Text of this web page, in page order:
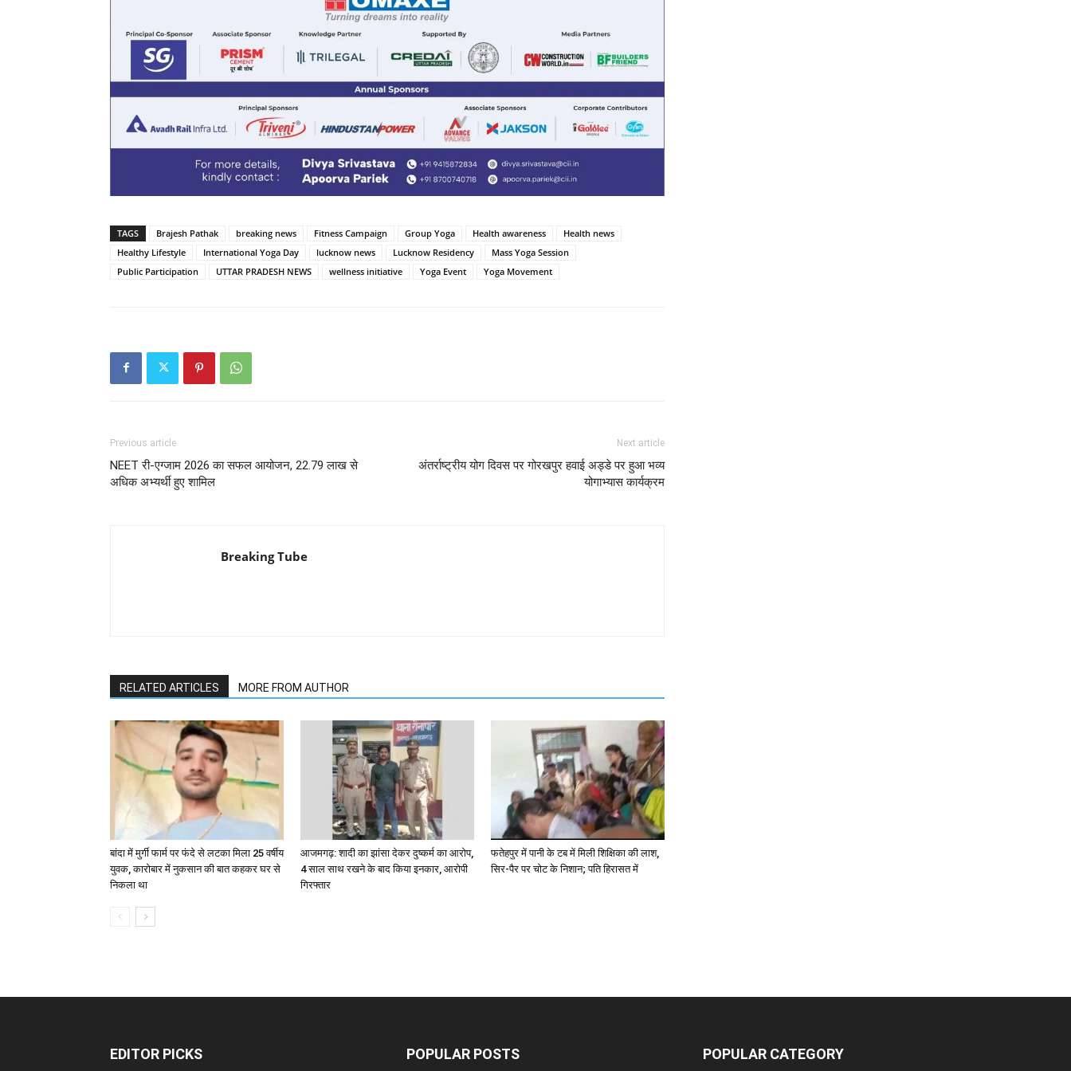
TAGS Brajesh Pathak breaking news Fitness Campaign Group Yoga Health awareness
Health news
Healthy Lifestyle
International Yoga Day lucknow news Lucknow Residency
Mass Yoga Session
Public Participation
UTTAR PRADESH NEWS wellness initiative Yoga Event Yoga Movement
Previous article
NEET री-एग्जाम 2026 का सफल आयोजन, 22.79 लाख से
अधिक अभ्यर्थी हुए शामिल
Next article
अंतर्राष्ट्रीय योग दिवस पर गोरखपुर हवाई अड्डे पर हुआ भव्य
योगाभ्यास कार्यक्रम
Breaking Tube
RELATED ARTICLES MORE FROM AUTHOR
बांदा में मुर्गी फार्म पर फंदे से लटका मिला 25 वर्षीय
युवक, कारोबार में नुकसान की बात कहकर घर से
निकला था
आजमगढ़: शादी का झांसा देकर दुष्कर्म का आरोप,
4 साल साथ रखने के बाद किया इनकार, आरोपी
गिरफ्तार
फतेहपुर में पानी के टब में मिली शिक्षिका की लाश,
सिर-पैर पर चोट के निशान; पति हिरासत में
EDITOR PICKS POPULAR POSTS POPULAR CATEGORY